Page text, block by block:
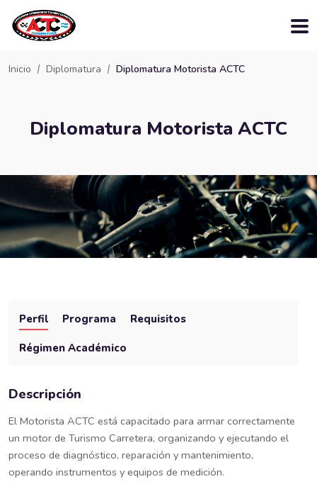
Inicio Diplomatura Diplomatura Motorista ACTC
Diplomatura Motorista ACTC
Perfil Programa Requisitos
Régimen Académico
Descripción
El Motorista ACTC está capacitado para armar correctamente
un motor de Turismo Carretera, organizando y ejecutando el
proceso de diagnóstico, reparación y mantenimiento,
operando instrumentos y equipos de medición.